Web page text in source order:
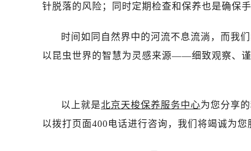
黑龙江省七台河市桃山区大同街
黑龙江省双鸭山市尖山区新兴大
黑龙江省绥化市北林区新华街与
吉林省白山市浑江区浑江大街售
吉林省吉林市船营区河南街售后服
针脱落的风险；同时定期检查和保养也是确保
时间如同自然界中的河流不息流淌，而我
以昆虫世界的智慧为灵感来源——细致观察、
以上就是北京天梭保养服务中心为您分享
以拨打页面400电话进行咨询，我们将竭诚为您